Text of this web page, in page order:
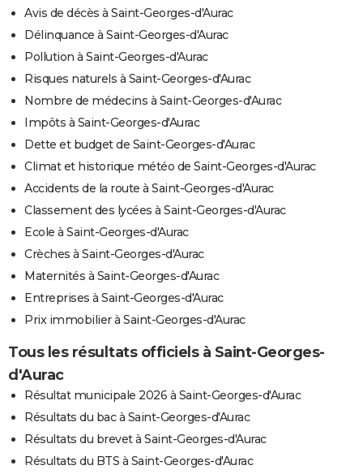
Avis de décès à Saint-Georges-d'Aurac
Délinquance à Saint-Georges-d'Aurac
Pollution à Saint-Georges-d'Aurac
Risques naturels à Saint-Georges-d'Aurac
Nombre de médecins à Saint-Georges-d'Aurac
Impôts à Saint-Georges-d'Aurac
Dette et budget de Saint-Georges-d'Aurac
Climat et historique météo de Saint-Georges-d'Aurac
Accidents de la route à Saint-Georges-d'Aurac
Classement des lycées à Saint-Georges-d'Aurac
Ecole à Saint-Georges-d'Aurac
Crèches à Saint-Georges-d'Aurac
Maternités à Saint-Georges-d'Aurac
Entreprises à Saint-Georges-d'Aurac
Prix immobilier à Saint-Georges-d'Aurac
Tous les résultats officiels à Saint-Georges-
d'Aurac
Résultat municipale 2026 à Saint-Georges-d'Aurac
Résultats du bac à Saint-Georges-d'Aurac
Résultats du brevet à Saint-Georges-d'Aurac
Résultats du BTS à Saint-Georges-d'Aurac